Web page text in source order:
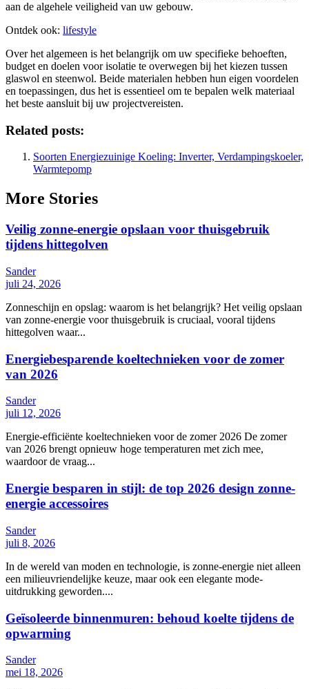
aan de algehele veiligheid van uw gebouw.
Ontdek ook: lifestyle
Over het algemeen is het belangrijk om uw specifieke behoeften,
budget en doelen voor isolatie te overwegen bij het kiezen tussen
glaswol en steenwol. Beide materialen hebben hun eigen voordelen
en toepassingen, dus het is essentieel om te bepalen welk materiaal
het beste aansluit bij uw projectvereisten.
Related posts:
Soorten Energiezuinige Koeling: Inverter, Verdampingskoeler,
Warmtepomp
More Stories
Veilig zonne-energie opslaan voor thuisgebruik
tijdens hittegolven
Sander
juli 24, 2026
Zonneschijn en opslag: waarom is het belangrijk? Het veilig opslaan
van zonne-energie voor thuisgebruik is cruciaal, vooral tijdens
hittegolven waar...
Energiebesparende koeltechnieken voor de zomer
van 2026
Sander
juli 12, 2026
Energie-efficiënte koeltechnieken voor de zomer 2026 De zomer
van 2026 brengt opnieuw hoge temperaturen met zich mee,
waardoor de vraag...
Energie besparen in stijl: de top 2026 design zonne-
energie accessoires
Sander
juli 8, 2026
In de wereld van moden en technologie, is zonne-energie niet alleen
een milieuvriendelijke keuze, maar ook een elegante mode-
uitdrukking geworden....
Geïsoleerde binnenmuren: behoud koelte tijdens de
opwarming
Sander
mei 18, 2026